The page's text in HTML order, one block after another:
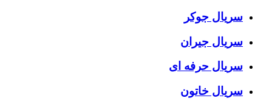
سریال جوکر
سریال جیران
سریال حرفه ای
سریال خاتون